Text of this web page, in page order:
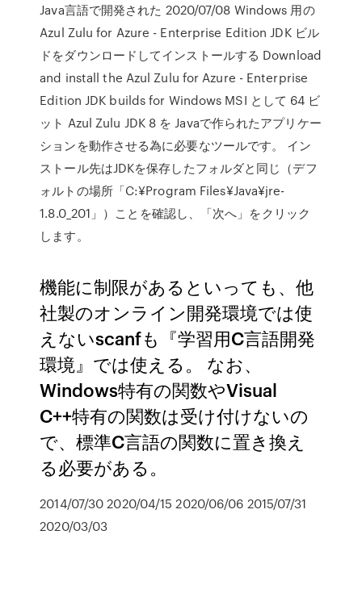
Java言語で開発された 2020/07/08 Windows 用の
Azul Zulu for Azure - Enterprise Edition JDK ビル
ドをダウンロードしてインストールする Download
and install the Azul Zulu for Azure - Enterprise
Edition JDK builds for Windows MSI として 64 ビ
ット Azul Zulu JDK 8 を Javaで作られたアプリケー
ションを動作させる為に必要なツールです。 イン
ストール先はJDKを保存したフォルダと同じ（デフ
ォルトの場所「C:¥Program Files¥Java¥jre-
1.8.0_201」）ことを確認し、「次へ」をクリック
します。
機能に制限があるといっても、他
社製のオンライン開発環境では使
えないscanfも『学習用C言語開発
環境』では使える。 なお、
Windows特有の関数やVisual
C++特有の関数は受け付けないの
で、標準C言語の関数に置き換え
る必要がある。
2014/07/30 2020/04/15 2020/06/06 2015/07/31
2020/03/03